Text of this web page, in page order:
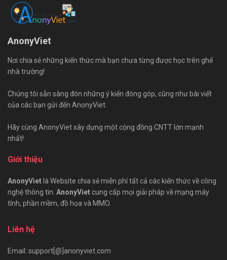
AnonyViet
Nơi chia sẻ những kiến thức mà bạn chưa từng được học trên ghế
nhà trường!
Chúng tôi sẵn sàng đón những ý kiến đóng góp, cũng như bài viết
của các bạn gửi đến AnonyViet.
Hãy cùng AnonyViet xây dựng một cộng đồng CNTT lớn mạnh
nhất!
Giới thiệu
AnonyViet là Website chia sẻ miễn phí tất cả các kiến thức về công
nghệ thông tin. AnonyViet cung cấp mọi giải pháp về mạng máy
tính, phần mềm, đồ họa và MMO.
Liên hệ
Email: support[@]anonyviet.com